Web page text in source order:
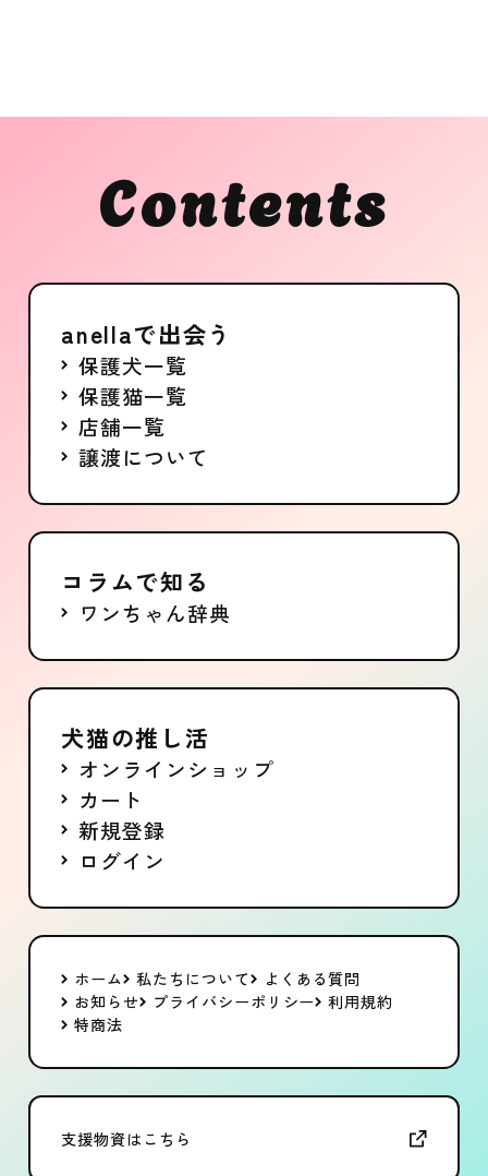
Contents
anellaで出会う
保護犬一覧
保護猫一覧
店舗一覧
譲渡について
コラムで知る
ワンちゃん辞典
犬猫の推し活
オンラインショップ
カート
新規登録
ログイン
ホーム 私たちについて
よくある質問
お知らせ
プライバシーポリシー 利用規約
特商法
支援物資はこちら